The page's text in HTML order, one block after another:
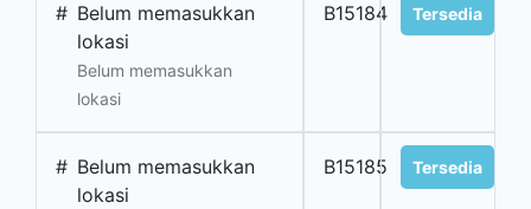
# Belum memasukkan
lokasi
Belum memasukkan
lokasi
B15184 Tersedia
# Belum memasukkan
lokasi
B15185 Tersedia